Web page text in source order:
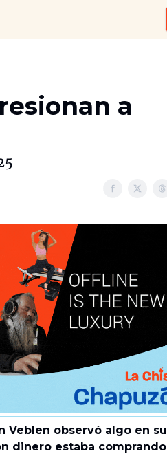
a
Veblen observó algo en su
dinero estaba comprando